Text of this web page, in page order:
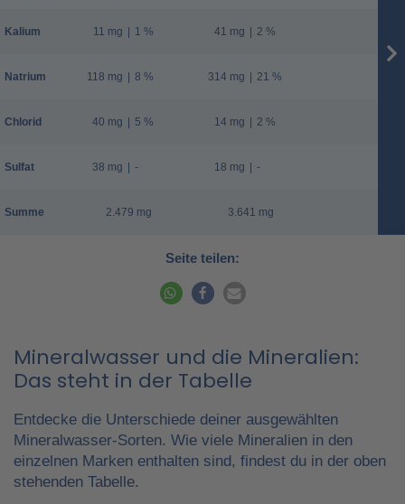
Kalium
Natrium
Chlorid
Sulfat
Summe
11 mg | 1 %
118 mg | 8 %
40 mg | 5 %
38 mg | -
2.479 mg
41 mg | 2 %
314 mg | 21 %
14 mg | 2 %
18 mg | -
3.641 mg
Seite teilen:
Mineralwasser und die Mineralien:
Das steht in der Tabelle
Entdecke die Unterschiede deiner ausgewählten
Mineralwasser-Sorten. Wie viele Mineralien in den
einzelnen Marken enthalten sind, findest du in der oben
stehenden Tabelle.